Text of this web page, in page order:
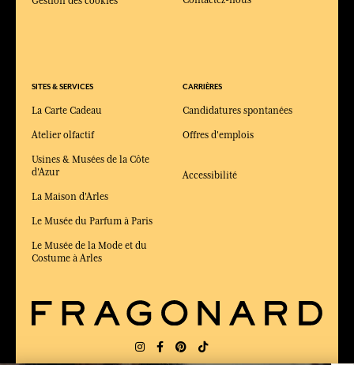
SITES & SERVICES
La Carte Cadeau
Atelier olfactif
Usines & Musées de la Côte
d'Azur
La Maison d'Arles
Le Musée du Parfum à Paris
Le Musée de la Mode et du
Costume à Arles
CARRIÈRES
Candidatures spontanées
Offres d'emplois
Accessibilité